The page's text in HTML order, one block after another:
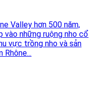
Valley hơn 500 năm,
vào những ruộng nho cổ
vực trồng nho và sản
Rhône...